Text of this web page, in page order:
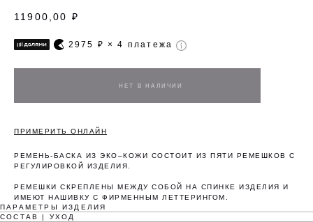
11900,00 ₽
2975 ₽ × 4 платежа
ПРИМЕРИТЬ ОНЛАЙН
РЕМЕНЬ-БАСКА ИЗ ЭКО–КОЖИ СОСТОИТ ИЗ ПЯТИ РЕМЕШКОВ С
РЕГУЛИРОВКОЙ ИЗДЕЛИЯ.
РЕМЕШКИ СКРЕПЛЕНЫ МЕЖДУ СОБОЙ НА СПИНКЕ ИЗДЕЛИЯ И
ИМЕЮТ НАШИВКУ С ФИРМЕННЫМ ЛЕТТЕРИНГОМ.
ПАРАМЕТРЫ ИЗДЕЛИЯ
СОСТАВ | УХОД
Оплата частями